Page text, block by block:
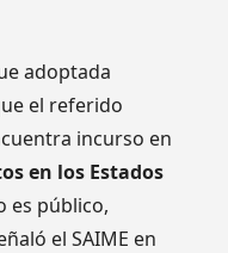
adoptada
el referido
incurso en
en los Estados
es público,
el SAIME en